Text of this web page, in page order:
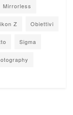
Mirrorless
Z Obiettivi
Sigma